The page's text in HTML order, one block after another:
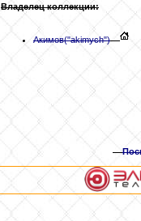
Владелец коллекции:
Акимов("akimych")